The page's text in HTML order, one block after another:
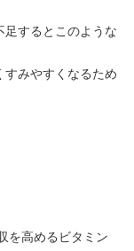
するとこのような
みやすくなるため
を高めるビタミン